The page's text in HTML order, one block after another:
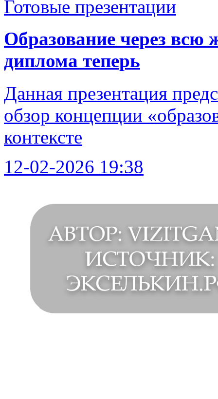
Готовые презентации
Образование через всю
диплома теперь
Данная презентация
обзор концепции
контексте
12-02-2026 19:38